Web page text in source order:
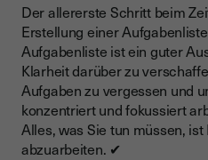
Der allererste Schritt beim
Erstellung einer
Aufgabenliste ist ein guter
Klarheit darüber zu
Aufgaben zu vergessen und
konzentriert und fokussiert
Alles, was Sie tun müssen,
abzuarbeiten. ✔